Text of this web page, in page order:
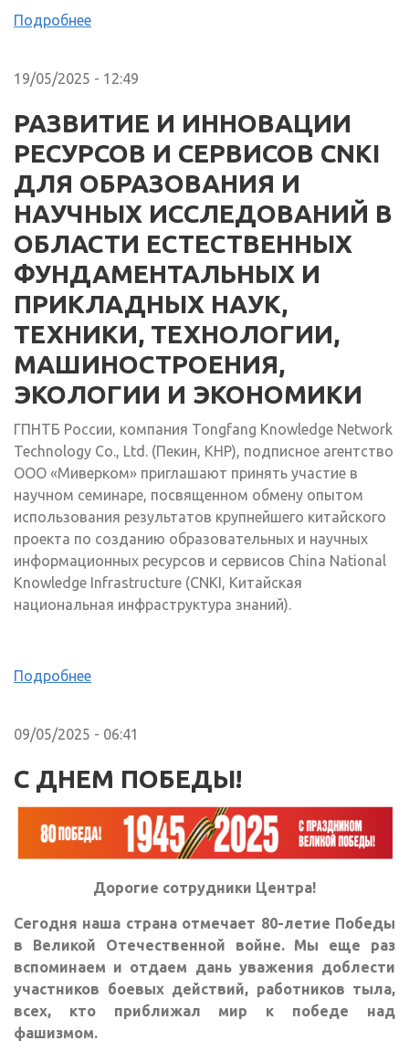
Подробнее
19/05/2025 - 12:49
РАЗВИТИЕ И ИННОВАЦИИ
РЕСУРСОВ И СЕРВИСОВ CNKI
ДЛЯ ОБРАЗОВАНИЯ И
НАУЧНЫХ ИССЛЕДОВАНИЙ В
ОБЛАСТИ ЕСТЕСТВЕННЫХ
ФУНДАМЕНТАЛЬНЫХ И
ПРИКЛАДНЫХ НАУК,
ТЕХНИКИ, ТЕХНОЛОГИИ,
МАШИНОСТРОЕНИЯ,
ЭКОЛОГИИ И ЭКОНОМИКИ
ГПНТБ России, компания Tongfang Knowledge Network
Technology Co., Ltd. (Пекин, КНР), подписное агентство
ООО «Миверком» приглашают принять участие в
научном семинаре, посвященном обмену опытом
использования результатов крупнейшего китайского
проекта по созданию образовательных и научных
информационных ресурсов и сервисов China National
Knowledge Infrastructure (CNKI, Китайская
национальная инфраструктура знаний).
Подробнее
09/05/2025 - 06:41
С ДНЕМ ПОБЕДЫ!
Дорогие сотрудники Центра!
Сегодня наша страна отмечает 80-летие Победы
в Великой Отечественной войне. Мы еще раз
вспоминаем и отдаем дань уважения доблести
участников боевых действий, работников тыла,
всех, кто приближал мир к победе над
фашизмом.